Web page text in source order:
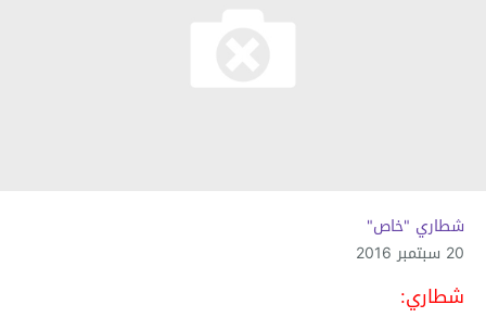
شطاري "خاص"
20 سبتمبر 2016
شطاري: